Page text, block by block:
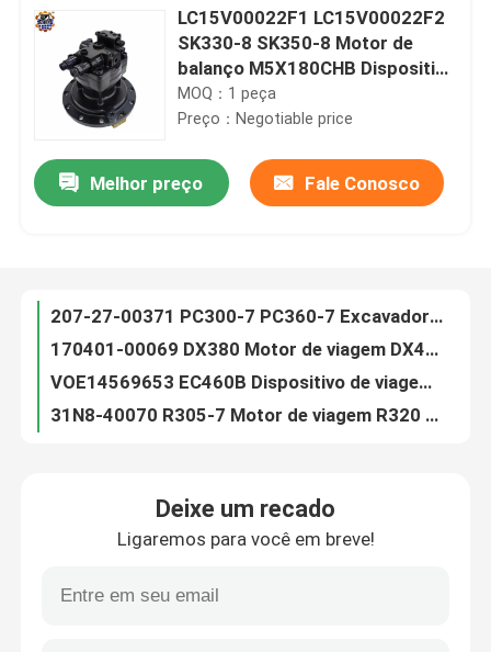
Casa
Produtos
Sobre nós
Contacte-nos
Notícia
Peça umas citações
LC15V00022F1 LC15V00022F2
SK330-8 SK350-8 Motor de
balanço M5X180CHB Dispositivo
de balanço
MOQ：1 peça
Preço：Negotiable price
Melhor preço Fale Conosco
207-27-00371 PC300-7 PC360-7 Excavadora Motor de accionamento final 207-27-00261
9180731 ZX120-6 Motor de viagem 9181123 Dispositivo final para escavadeira
9256989 Motor de viagem 9243839 ZX250-3 ZX240-3 Dispositivo de viagem
9233692 Dispositivo de viagem 9261222 Motor de condução final para ZX200-3 ZX200-5G ZX210-5G
GM60VA Motor de viagem LC15V00023F2R SK330-8 LC15V00023F2C Final Drive Assy
Deixe um recado
Ligaremos para você em breve!